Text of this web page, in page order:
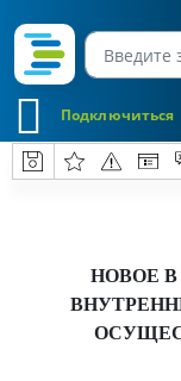
Подключиться
НОВОЕ